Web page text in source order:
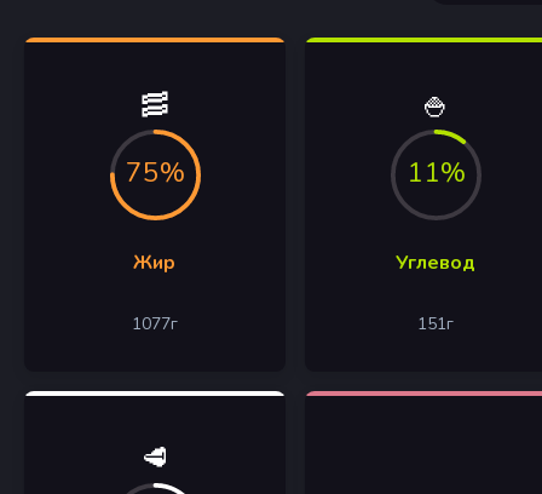
🥓
75%
Жир
1077г
🍚
11%
Углевод
151г
🥩